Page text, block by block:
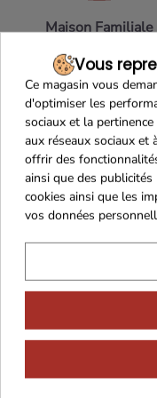
Maison Familiale
Franco de port
Vous
Ce magasin vous
d'optimiser les
sociaux et la
aux réseaux sociaux
offrir des
ainsi que des publicités
cookies ainsi que les
vos données